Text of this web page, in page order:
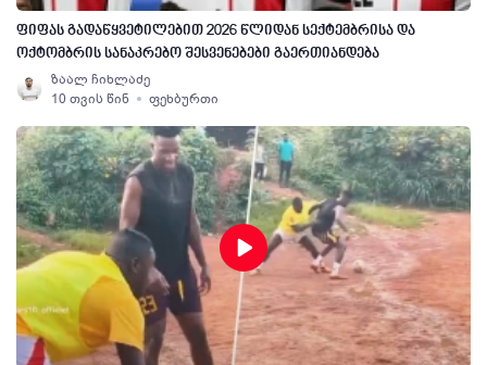
ფიფას გადაწყვეტილებით 2026 წლიდან სექტემბრისა და
ოქტომბრის სანაკრებო შესვენებები გაერთიანდება
ზაალ ჩიხლაძე
10 თვის წინ
ფეხბურთი